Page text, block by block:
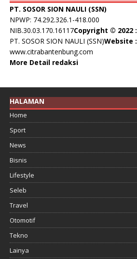
PT. SOSOR SION NAULI (SSN)
NPWP: 74.292.326.1-418.000
NIB.30.03.170.16117Copyright © 2022 :
PT. SOSOR SION NAULI (SSN)Website :
www.citrabantenbung.com
More Detail redaksi
HALAMAN
Home
Sport
News
Bisnis
Lifestyle
Seleb
Travel
Otomotif
Tekno
Lainya